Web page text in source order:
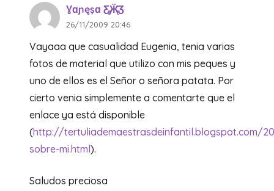
Ɣɑɲęşɑ Ƹ̵̡Ӝ̵̨̄Ʒ
26/11/2009 20:46
Vayaaa que casualidad Eugenia, tenia varias
fotos de material que utilizo con mis peques y
uno de ellos es el Señor o señora patata. Por
cierto venia simplemente a comentarte que el
enlace ya está disponible
(http://tertuliademaestrasdeinfantil.blogspot.com/
sobre-mi.html).
Saludos preciosa